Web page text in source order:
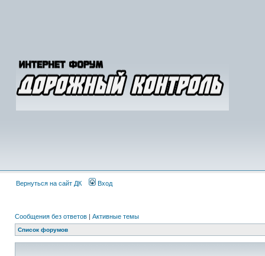
Вернуться на сайт ДК Вход
Сообщения без ответов | Активные темы
Список форумов